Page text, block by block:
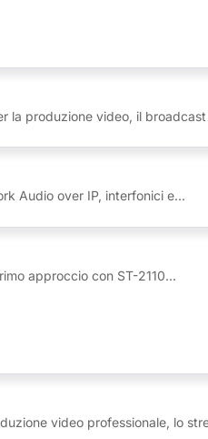
la produzione video, il broadcast
Audio over IP, interfonici e...
approccio con ST-2110...
video professionale, lo